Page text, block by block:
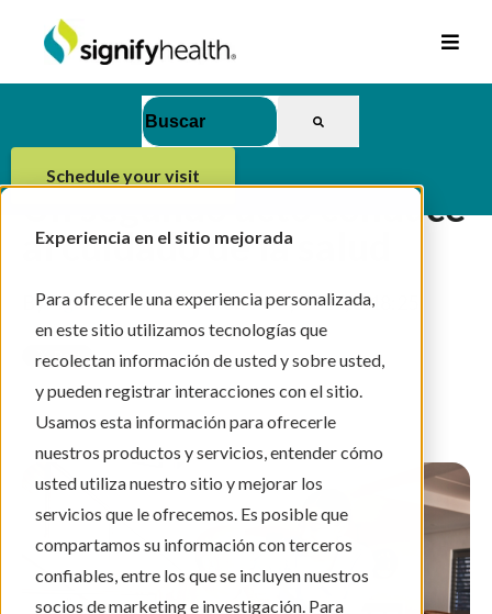
Experiencia en el sitio mejorada
Para ofrecerle una experiencia personalizada,
en este sitio utilizamos tecnologías que
recolectan información de usted y sobre usted,
y pueden registrar interacciones con el sitio.
Usamos esta información para ofrecerle
nuestros productos y servicios, entender cómo
usted utiliza nuestro sitio y mejorar los
servicios que le ofrecemos. Es posible que
compartamos su información con terceros
confiables, entre los que se incluyen nuestros
socios de marketing e investigación. Para
Esto es un campo de búsqueda con una
schedule your visit
Un segundo acto conduce
al cuidado de la salud
BySignify Health Teamon 9 may 2024, 6:18:25
2 min read